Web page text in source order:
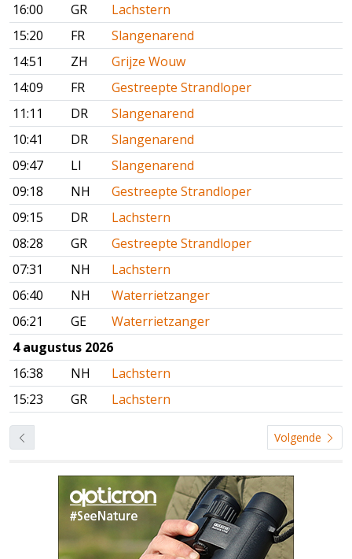
16:00
GR
Lachstern
15:20
FR
Slangenarend
14:51
ZH
Grijze Wouw
14:09
FR
Gestreepte Strandloper
11:11
DR
Slangenarend
10:41
DR
Slangenarend
09:47
LI
Slangenarend
09:18
NH
Gestreepte Strandloper
09:15
DR
Lachstern
08:28
GR
Gestreepte Strandloper
07:31
NH
Lachstern
06:40
NH
Waterrietzanger
06:21
GE
Waterrietzanger
4 augustus 2026
16:38
NH
Lachstern
15:23
GR Lachstern
Volgende